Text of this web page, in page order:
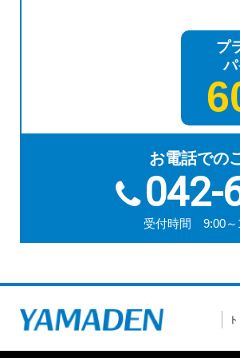
プ
お電話での
042-
受付時間 9:00～